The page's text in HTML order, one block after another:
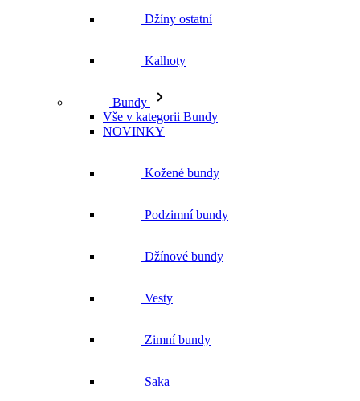
Džíny ostatní
Kalhoty
Bundy
Vše v kategorii Bundy
NOVINKY
Kožené bundy
Podzimní bundy
Džínové bundy
Vesty
Zimní bundy
Saka